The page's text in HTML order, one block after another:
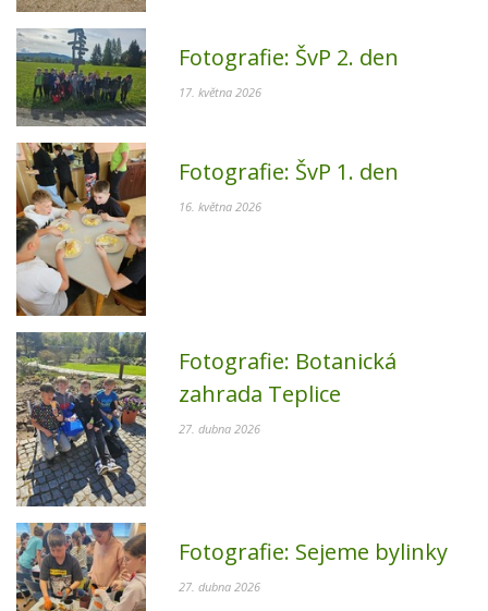
Fotografie: ŠvP 2. den
17. května 2026
Fotografie: ŠvP 1. den
16. května 2026
Fotografie: Botanická
zahrada Teplice
27. dubna 2026
Fotografie: Sejeme bylinky
27. dubna 2026